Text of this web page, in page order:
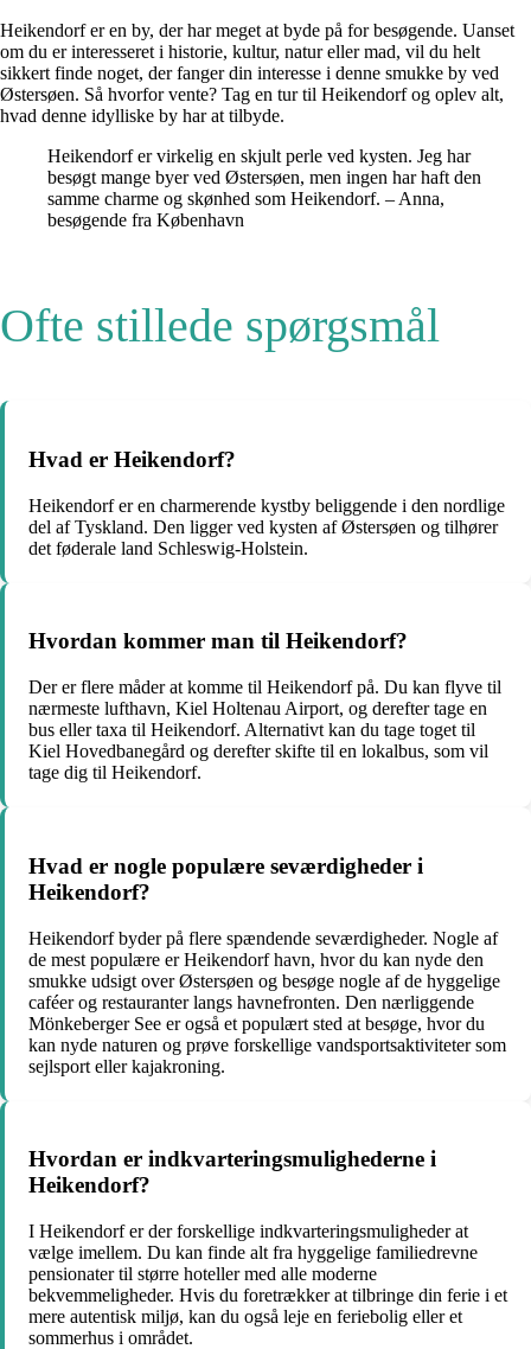
Heikendorf er en by, der har meget at byde på for besøgende. Uanset
om du er interesseret i historie, kultur, natur eller mad, vil du helt
sikkert finde noget, der fanger din interesse i denne smukke by ved
Østersøen. Så hvorfor vente? Tag en tur til Heikendorf og oplev alt,
hvad denne idylliske by har at tilbyde.
Heikendorf er virkelig en skjult perle ved kysten. Jeg har
besøgt mange byer ved Østersøen, men ingen har haft den
samme charme og skønhed som Heikendorf. – Anna,
besøgende fra København
Ofte stillede spørgsmål
Hvad er Heikendorf?
Heikendorf er en charmerende kystby beliggende i den nordlige
del af Tyskland. Den ligger ved kysten af Østersøen og tilhører
det føderale land Schleswig-Holstein.
Hvordan kommer man til Heikendorf?
Der er flere måder at komme til Heikendorf på. Du kan flyve til
nærmeste lufthavn, Kiel Holtenau Airport, og derefter tage en
bus eller taxa til Heikendorf. Alternativt kan du tage toget til
Kiel Hovedbanegård og derefter skifte til en lokalbus, som vil
tage dig til Heikendorf.
Hvad er nogle populære seværdigheder i
Heikendorf?
Heikendorf byder på flere spændende seværdigheder. Nogle af
de mest populære er Heikendorf havn, hvor du kan nyde den
smukke udsigt over Østersøen og besøge nogle af de hyggelige
caféer og restauranter langs havnefronten. Den nærliggende
Mönkeberger See er også et populært sted at besøge, hvor du
kan nyde naturen og prøve forskellige vandsportsaktiviteter som
sejlsport eller kajakroning.
Hvordan er indkvarteringsmulighederne i
Heikendorf?
I Heikendorf er der forskellige indkvarteringsmuligheder at
vælge imellem. Du kan finde alt fra hyggelige familiedrevne
pensionater til større hoteller med alle moderne
bekvemmeligheder. Hvis du foretrækker at tilbringe din ferie i et
mere autentisk miljø, kan du også leje en feriebolig eller et
sommerhus i området.